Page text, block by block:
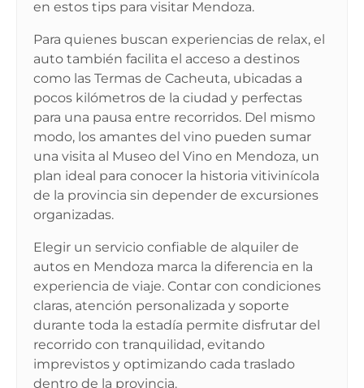
en estos tips para visitar Mendoza.
Para quienes buscan experiencias de relax, el
auto también facilita el acceso a destinos
como las Termas de Cacheuta, ubicadas a
pocos kilómetros de la ciudad y perfectas
para una pausa entre recorridos. Del mismo
modo, los amantes del vino pueden sumar
una visita al Museo del Vino en Mendoza, un
plan ideal para conocer la historia vitivinícola
de la provincia sin depender de excursiones
organizadas.
Elegir un servicio confiable de alquiler de
autos en Mendoza marca la diferencia en la
experiencia de viaje. Contar con condiciones
claras, atención personalizada y soporte
durante toda la estadía permite disfrutar del
recorrido con tranquilidad, evitando
imprevistos y optimizando cada traslado
dentro de la provincia.